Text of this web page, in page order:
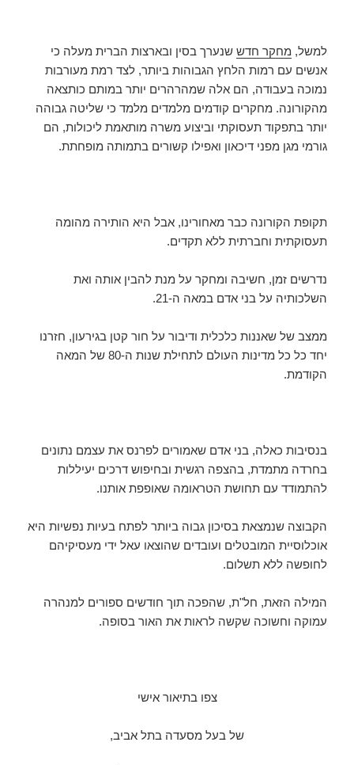
למשל, מחקר חדש שנערך בסין ובארצות הברית מעלה כי
אנשים עם רמות הלחץ הגבוהות ביותר, לצד רמת מעורבות
נמוכה בעבודה, הם אלה שמהרהרים יותר במותם כותצאה
מהקורונה. מחקרים קודמים מלמדים מלמד כי שליטה גבוהה
יותר בתפקוד תעסוקתי וביצוע משרה מותאמת ליכולות, הם
גורמי מגן מפני דיכאון ואפילו קשורים בתמותה מופחתת.
תקופת הקורונה כבר מאחורינו, אבל היא הותירה מהומה
תעסוקתית וחברתית ללא תקדים.
נדרשים זמן, חשיבה ומחקר על מנת להבין אותה ואת
השלכותיה על בני אדם במאה ה-21.
ממצב של שאננות כלכלית ודיבור על חור קטן בגירעון, חזרנו
יחד כל כל מדינות העולם לתחילת שנות ה-80 של המאה
הקודמת.
בנסיבות כאלה, בני אדם שאמורים לפרנס את עצמם נתונים
בחרדה מתמדת, בהצפה רגשית ובחיפוש דרכים יעיללות
להתמודד עם תחושת הטראומה שאופפת אותנו.
הקבוצה שנמצאת בסיכון גבוה ביותר לפתח בעיות נפשיות היא
אוכלוסיית המובטלים ועובדים שהוצאו עאל ידי מעסיקיהם
לחופשה ללא תשלום.
המילה הזאת, חל"ת, שהפכה תוך חודשים ספורים למנהרה
עמוקה וחשוכה שקשה לראות את האור בסופה.
צפו בתיאור אישי
של בעל מסעדה בתל אביב,